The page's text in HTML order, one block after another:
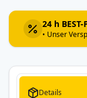
24 h BEST-
• Unser
Details